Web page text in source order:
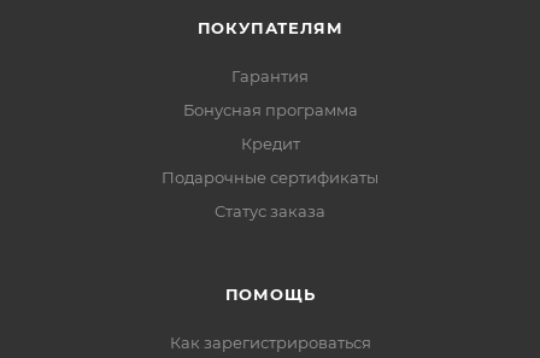
ПОКУПАТЕЛЯМ
Гарантия
Бонусная программа
Кредит
Подарочные сертификаты
Статус заказа
ПОМОЩЬ
Как зарегистрироваться